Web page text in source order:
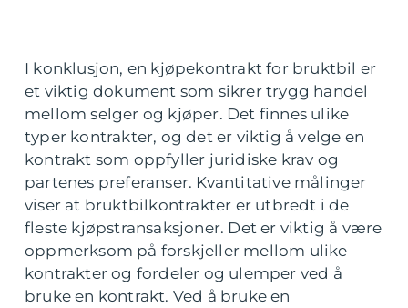
I konklusjon, en kjøpekontrakt for bruktbil er
et viktig dokument som sikrer trygg handel
mellom selger og kjøper. Det finnes ulike
typer kontrakter, og det er viktig å velge en
kontrakt som oppfyller juridiske krav og
partenes preferanser. Kvantitative målinger
viser at bruktbilkontrakter er utbredt i de
fleste kjøpstransaksjoner. Det er viktig å være
oppmerksom på forskjeller mellom ulike
kontrakter og fordeler og ulemper ved å
bruke en kontrakt. Ved å bruke en